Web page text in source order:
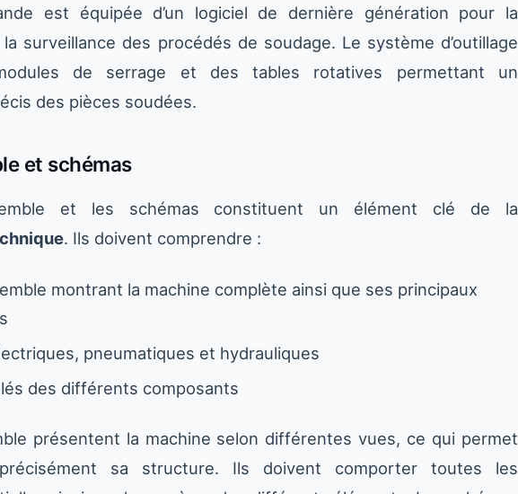
est équipée d’un logiciel de dernière génération pour la
surveillance des procédés de soudage. Le système d’outillage
de serrage et des tables rotatives permettant un
des pièces soudées.
et schémas
et les schémas constituent un élément clé de la
. Ils doivent comprendre :
montrant la machine complète ainsi que ses principaux
pneumatiques et hydrauliques
des différents composants
présentent la machine selon différentes vues, ce qui permet
sa structure. Ils doivent comporter toutes les